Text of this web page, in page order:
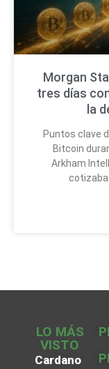
Morgan
tres días
la
Puntos clave
Bitcoin
Arkham
cotizaba
LO MÁS
VISTO
Cardano